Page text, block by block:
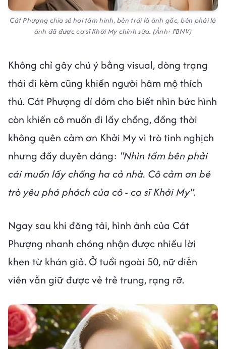
Cát Phượng chia sẻ hai tấm hình, bên trái là ảnh gốc, bên phải là
ảnh đã được ca sĩ Khởi My chỉnh sửa. (Ảnh: FBNV)
Không chỉ gây chú ý bằng visual, dòng trạng
thái đi kèm cũng khiến người hâm mộ thích
thú. Cát Phượng dí dỏm cho biết nhìn bức hình
còn khiến cô muốn đi lấy chồng, đồng thời
không quên cảm ơn Khởi My vì trò tinh nghịch
nhưng đầy duyên dáng: "Nhìn tấm bên phải
cái muốn lấy chồng ha cả nhà. Cô cảm ơn bé
trò yêu phá phách của cô - ca sĩ Khởi My".
Ngay sau khi đăng tải, hình ảnh của Cát
Phượng nhanh chóng nhận được nhiều lời
khen từ khán giả. Ở tuổi ngoài 50, nữ diễn
viên vẫn giữ được vẻ trẻ trung, rạng rỡ.